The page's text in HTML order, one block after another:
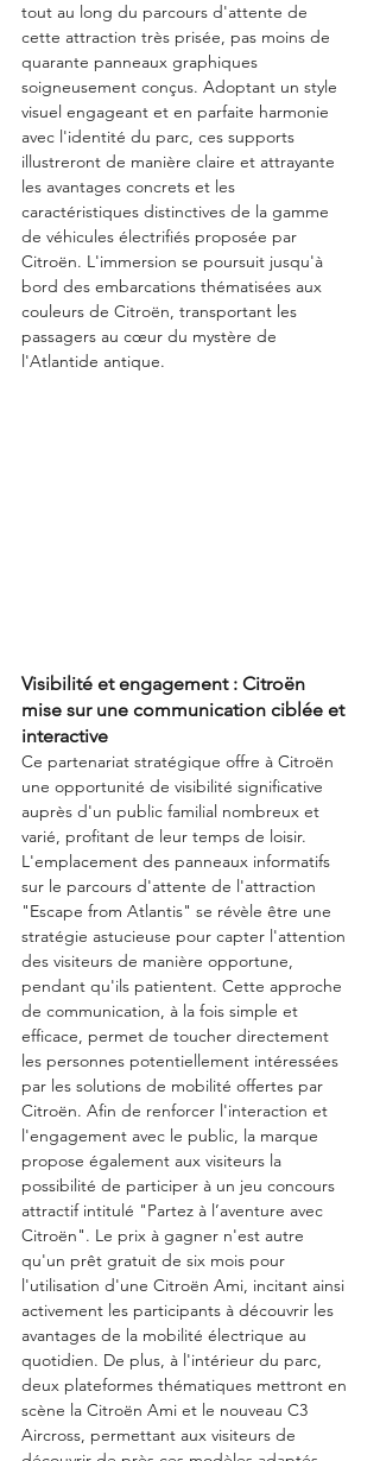
tout au long du parcours d'attente de
cette attraction très prisée, pas moins de
quarante panneaux graphiques
soigneusement conçus. Adoptant un style
visuel engageant et en parfaite harmonie
avec l'identité du parc, ces supports
illustreront de manière claire et attrayante
les avantages concrets et les
caractéristiques distinctives de la gamme
de véhicules électrifiés proposée par
Citroën. L'immersion se poursuit jusqu'à
bord des embarcations thématisées aux
couleurs de Citroën, transportant les
passagers au cœur du mystère de
l'Atlantide antique.
Visibilité et engagement : Citroën
mise sur une communication ciblée et
interactive
Ce partenariat stratégique offre à Citroën
une opportunité de visibilité significative
auprès d'un public familial nombreux et
varié, profitant de leur temps de loisir.
L'emplacement des panneaux informatifs
sur le parcours d'attente de l'attraction
"Escape from Atlantis" se révèle être une
stratégie astucieuse pour capter l'attention
des visiteurs de manière opportune,
pendant qu'ils patientent. Cette approche
de communication, à la fois simple et
efficace, permet de toucher directement
les personnes potentiellement intéressées
par les solutions de mobilité offertes par
Citroën. Afin de renforcer l'interaction et
l'engagement avec le public, la marque
propose également aux visiteurs la
possibilité de participer à un jeu concours
attractif intitulé "Partez à l’aventure avec
Citroën". Le prix à gagner n'est autre
qu'un prêt gratuit de six mois pour
l'utilisation d'une Citroën Ami, incitant ainsi
activement les participants à découvrir les
avantages de la mobilité électrique au
quotidien. De plus, à l'intérieur du parc,
deux plateformes thématiques mettront en
scène la Citroën Ami et le nouveau C3
Aircross, permettant aux visiteurs de